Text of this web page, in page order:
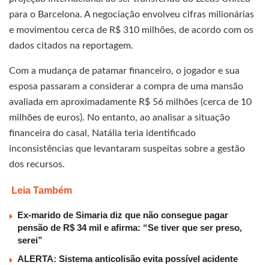
para o Barcelona. A negociação envolveu cifras milionárias
e movimentou cerca de R$ 310 milhões, de acordo com os
dados citados na reportagem.
Com a mudança de patamar financeiro, o jogador e sua
esposa passaram a considerar a compra de uma mansão
avaliada em aproximadamente R$ 56 milhões (cerca de 10
milhões de euros). No entanto, ao analisar a situação
financeira do casal, Natália teria identificado
inconsistências que levantaram suspeitas sobre a gestão
dos recursos.
Leia Também
Ex-marido de Simaria diz que não consegue pagar
pensão de R$ 34 mil e afirma: “Se tiver que ser preso,
serei”
ALERTA: Sistema anticolisão evita possível acidente